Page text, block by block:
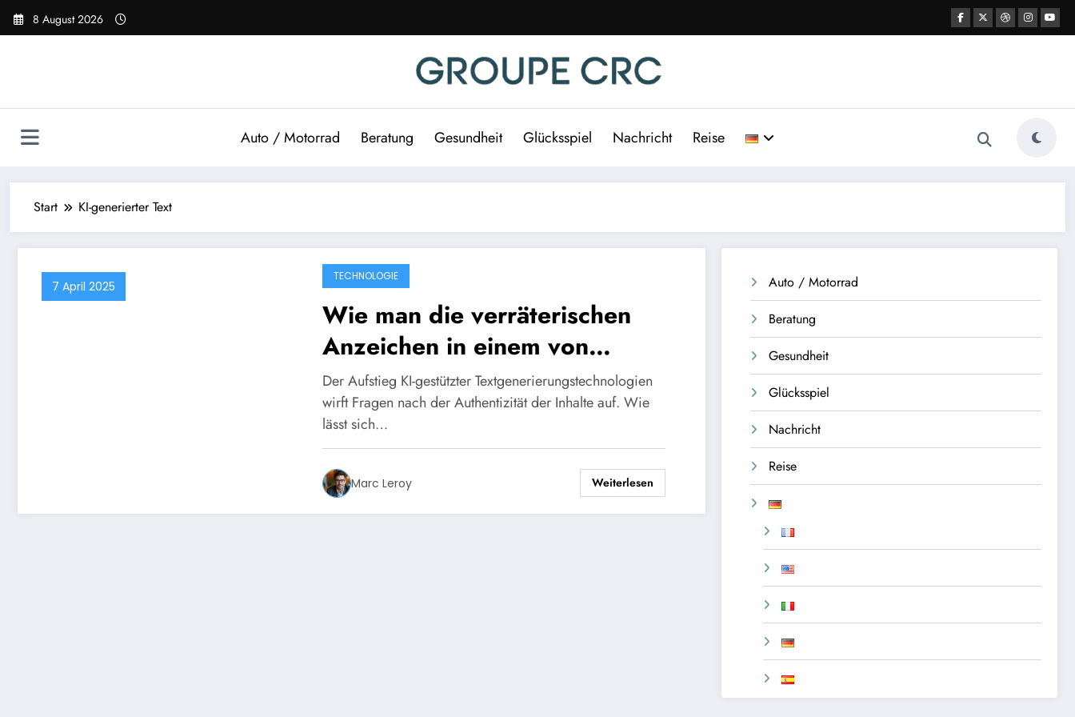
Zum
Inhalt
8 August 2026
Auto / Motorrad Beratung Gesundheit Glücksspiel Nachricht Reise
Start KI-generierter Text
7 April 2025
TECHNOLOGIE
Wie man die verräterischen
Anzeichen in einem von
künstlicher Intelligenz
generierten Text erkennt
Der Aufstieg KI-gestützter Textgenerierungstechnologien
wirft Fragen nach der Authentizität der Inhalte auf. Wie
lässt sich…
Marc Leroy Weiterlesen
Auto / Motorrad
Beratung
Gesundheit
Glücksspiel
Nachricht
Reise